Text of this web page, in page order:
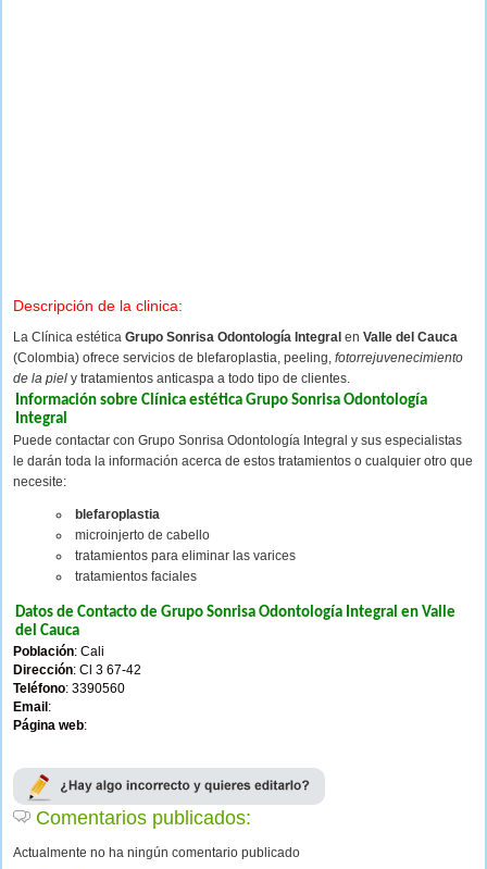
Descripción de la clinica:
La Clínica estética Grupo Sonrisa Odontología Integral en Valle del Cauca
(Colombia) ofrece servicios de blefaroplastia, peeling, fotorrejuvenecimiento
de la piel y tratamientos anticaspa a todo tipo de clientes.
Información sobre Clínica estética Grupo Sonrisa Odontología
Integral
Puede contactar con Grupo Sonrisa Odontología Integral y sus especialistas
le darán toda la información acerca de estos tratamientos o cualquier otro que
necesite:
blefaroplastia
microinjerto de cabello
tratamientos para eliminar las varices
tratamientos faciales
Datos de Contacto de Grupo Sonrisa Odontología Integral en Valle
del Cauca
Población: Cali
Dirección: Cl 3 67-42
Teléfono: 3390560
Email :
Página web:
Comentarios publicados:
Actualmente no ha ningún comentario publicado